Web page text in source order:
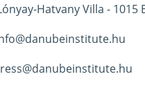
Hatvany Villa - 1015